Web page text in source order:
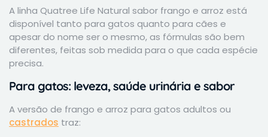
A linha Quatree Life Natural sabor frango e arroz está
disponível tanto para gatos quanto para cães e
apesar do nome ser o mesmo, as fórmulas são bem
diferentes, feitas sob medida para o que cada espécie
precisa.
Para gatos: leveza, saúde urinária e sabor
A versão de frango e arroz para gatos adultos ou
castrados traz: